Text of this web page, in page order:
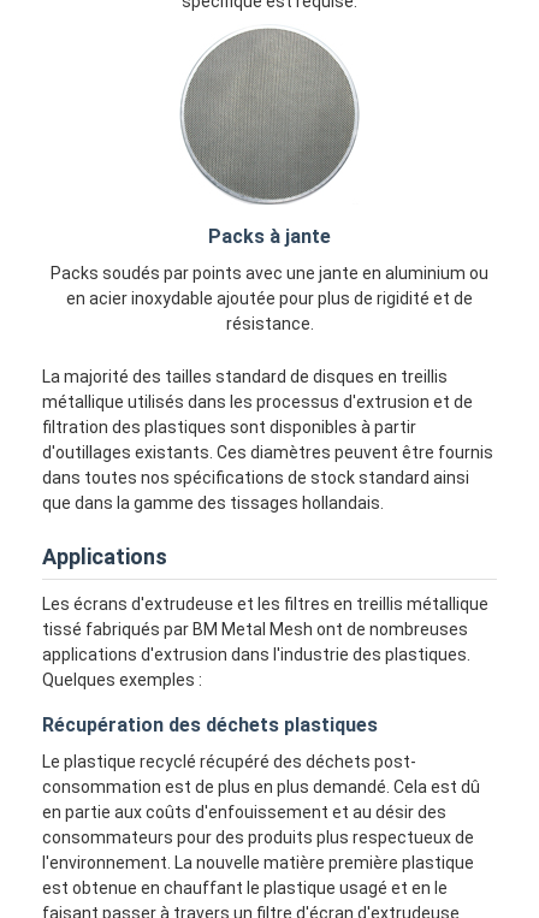
Packs à jante
Packs soudés par points avec une jante en aluminium ou
en acier inoxydable ajoutée pour plus de rigidité et de
résistance.
La majorité des tailles standard de disques en treillis
métallique utilisés dans les processus d'extrusion et de
filtration des plastiques sont disponibles à partir
d'outillages existants. Ces diamètres peuvent être fournis
dans toutes nos spécifications de stock standard ainsi
que dans la gamme des tissages hollandais.
Applications
Les écrans d'extrudeuse et les filtres en treillis métallique
tissé fabriqués par BM Metal Mesh ont de nombreuses
applications d'extrusion dans l'industrie des plastiques.
Quelques exemples :
Récupération des déchets plastiques
Le plastique recyclé récupéré des déchets post-
consommation est de plus en plus demandé. Cela est dû
en partie aux coûts d'enfouissement et au désir des
consommateurs pour des produits plus respectueux de
l'environnement. La nouvelle matière première plastique
est obtenue en chauffant le plastique usagé et en le
faisant passer à travers un filtre d'écran d'extrudeuse